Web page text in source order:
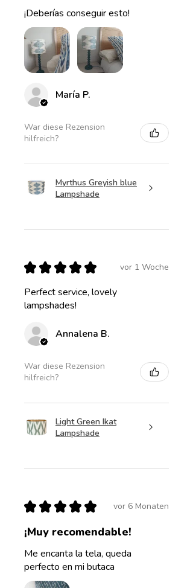
¡Deberías conseguir esto!
María P.
War diese Rezension
hilfreich?
Myrthus Greyish blue
Lampshade
★ ★ ★ ★ ★ vor 1 Woche
Perfect service, lovely
lampshades!
Annalena B.
War diese Rezension
hilfreich?
Light Green Ikat
Lampshade
★ ★ ★ ★ ★ vor 6 Monaten
¡Muy recomendable!
Me encanta la tela, queda
perfecto en mi butaca